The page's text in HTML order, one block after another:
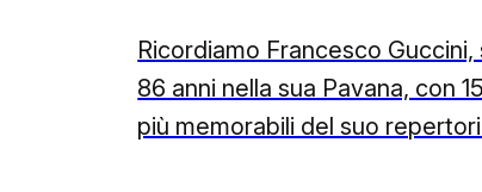
Ricordiamo Francesco
86 anni nella sua Pavana, con
più memorabili del suo